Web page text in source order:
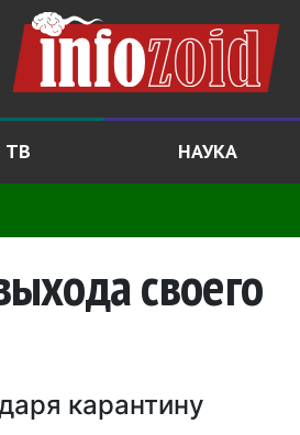
ТВ НАУКА
своего
карантину